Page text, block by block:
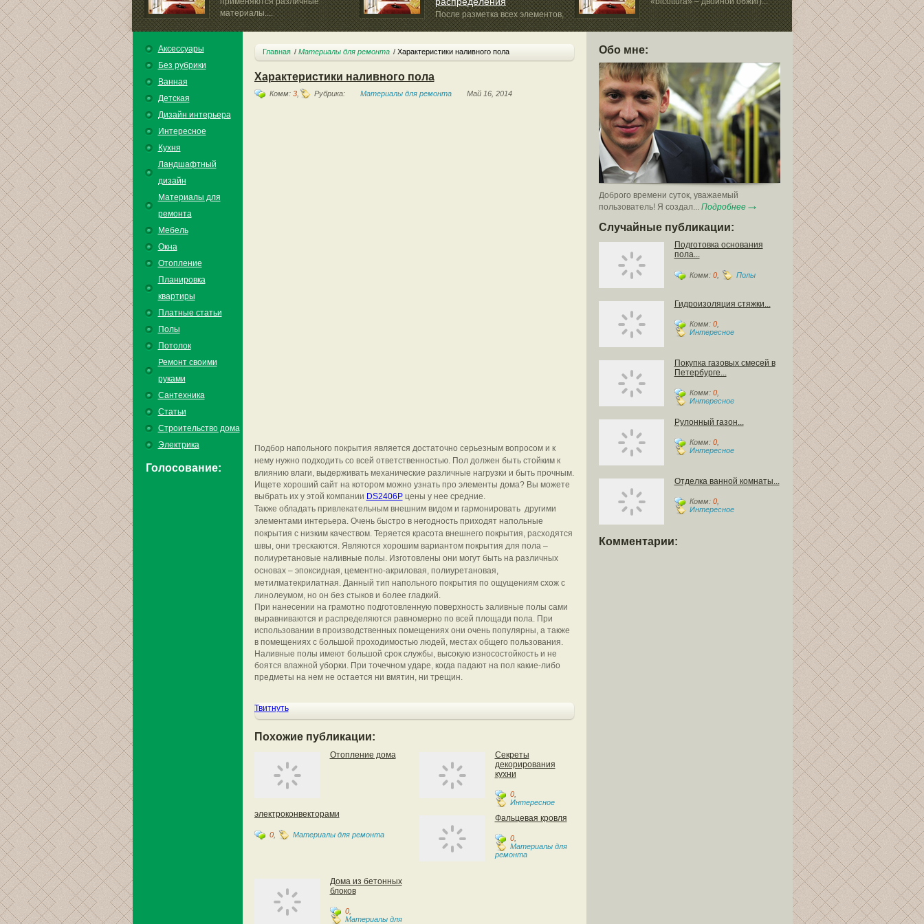
материалы....
После разметка всех элементов,
можно приступить к...
Очень
время
Аксессуары
Без рубрики
Ванная
Детская
Дизайн интерьера
Интересное
Кухня
Ландшафтный
дизайн
Материалы для
ремонта
Мебель
Окна
Отопление
Планировка
квартиры
Платные статьи
Полы
Потолок
Ремонт своими
руками
Сантехника
Статьи
Строительство дома
Электрика
Голосование:
Обо мне:
Доброго времени суток, уважаемый
пользователь! Я создал... Подробнее
Случайные публикации:
Подготовка основания
пола...
Комм: 0, Полы
Гидроизоляция стяжки...
Комм: 0,
Интересное
Покупка газовых смесей в
Петербурге...
Комм: 0,
Интересное
Рулонный газон...
Комм: 0,
Интересное
Отделка ванной комнаты...
Комм: 0,
Интересное
Комментарии:
Главная Материалы для ремонта Характеристики наливного пола
Характеристики наливного пола
Комм: 3, Рубрика: Материалы для ремонта Май 16, 2014
Подбор напольного покрытия является достаточно серьезным вопросом и к
нему нужно подходить со всей ответственностью. Пол должен быть стойким к
влиянию влаги, выдерживать механические различные нагрузки и быть прочным.
Ищете хороший сайт на котором можно узнать про элементы дома? Вы можете
выбрать их у этой компании DS2406Pцены у нее средние.
Также обладать привлекательным внешним видом и гармонировать другими
элементами интерьера. Очень быстро в негодность приходят напольные
покрытия с низким качеством. Теряется красота внешнего покрытия, расходятся
швы, они трескаются. Являются хорошим вариантом покрытия для пола –
полиуретановые наливные полы. Изготовлены они могут быть на различных
основах – эпоксидная, цементно-акриловая, полиуретановая,
метилматекрилатная. Данный тип напольного покрытия по ощущениям схож с
линолеумом, но он без стыков и более гладкий.
При нанесении на грамотно подготовленную поверхность заливные полы сами
выравниваются и распределяются равномерно по всей площади пола. При
использовании в производственных помещениях они очень популярны, а также
в помещениях с большой проходимостью людей, местах общего пользования.
Наливные полы имеют большой срок службы, высокую износостойкость и не
боятся влажной уборки. При точечном ударе, когда падают на пол какие-либо
предметы на нем не остается ни вмятин, ни трещин.
Твитнуть
Похожие публикации:
Отопление дома
электроконвекторами
0, Материалы для ремонта
Секреты
декорирования
кухни
0,
Интересное
Фальцевая кровля
0,
Материалы для
ремонта
Дома из бетонных
блоков
0,
Материалы для